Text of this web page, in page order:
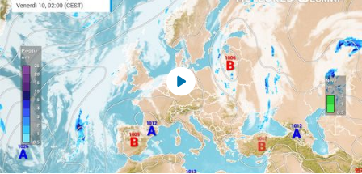
des
par le
nous
de
ACCEPTER
ET
CONTINUER
PARAMÈTRES